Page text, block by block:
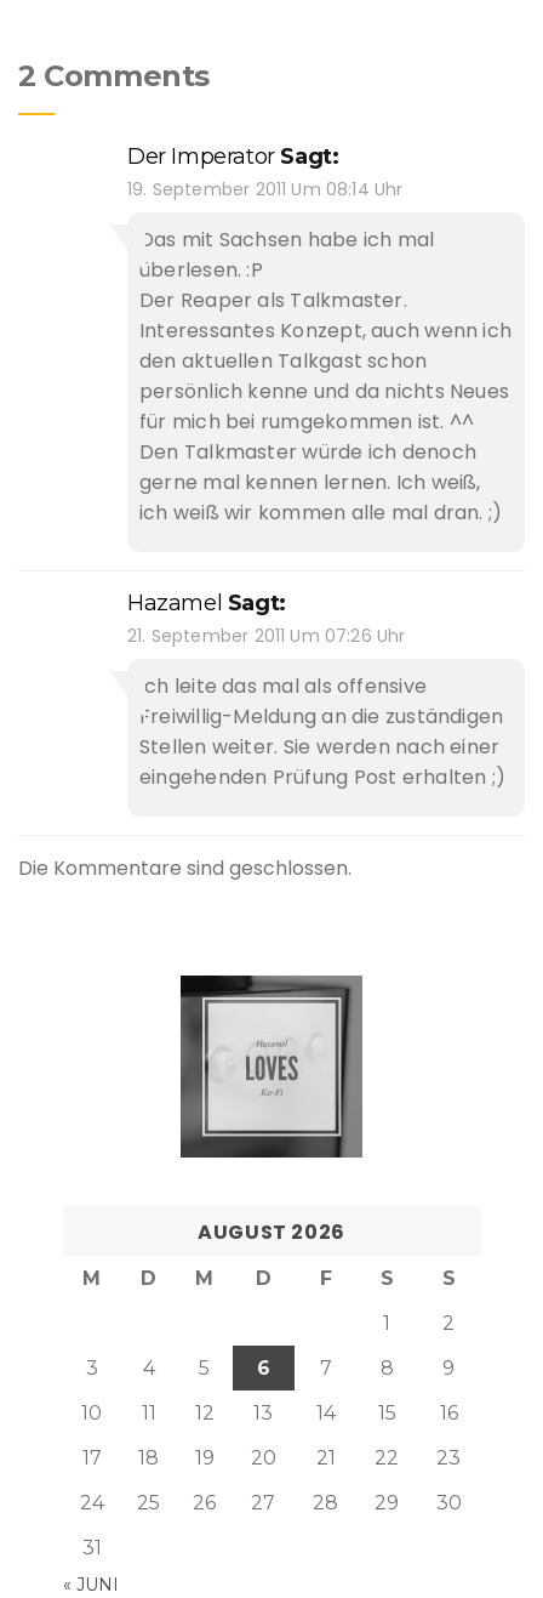
2 Comments
Der Imperator Sagt:
19. September 2011 Um 08:14 Uhr
Das mit Sachsen habe ich mal
überlesen. :P
Der Reaper als Talkmaster.
Interessantes Konzept, auch wenn ich
den aktuellen Talkgast schon
persönlich kenne und da nichts Neues
für mich bei rumgekommen ist. ^^
Den Talkmaster würde ich denoch
gerne mal kennen lernen. Ich weiß,
ich weiß wir kommen alle mal dran. ;)
Hazamel Sagt:
21. September 2011 Um 07:26 Uhr
Ich leite das mal als offensive
Freiwillig-Meldung an die zuständigen
Stellen weiter. Sie werden nach einer
eingehenden Prüfung Post erhalten ;)
Die Kommentare sind geschlossen.
AUGUST 2026
M D M D F S
S
1
2
3
4 5 6 7 8
9
10
11 12 13 14 15
16
17
18 19 20 21 22
23
24
25 26 27 28 29
30
31
« JUNI